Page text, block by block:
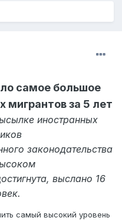
самое большое
мигрантов за 5 лет
иностранных
законодательства
выслано 16
самый высокий уровень